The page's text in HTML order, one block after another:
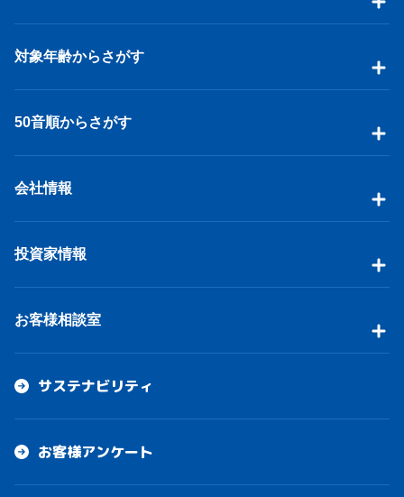
対象年齢からさがす
50音順からさがす
会社情報
投資家情報
お客様相談室
サステナビリティ
お客様アンケート